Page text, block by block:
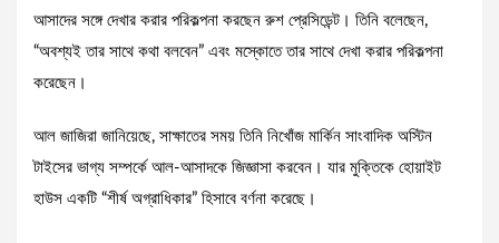
আসাদের সঙ্গে দেখার করার পরিকল্পনা করছেন রুশ প্রেসিডেন্ট। তিনি বলেছেন,
“অবশ্যই তার সাথে কথা বলবেন” এবং মস্কোতে তার সাথে দেখা করার পরিকল্পনা
করেছেন।
আল জাজিরা জানিয়েছে, সাক্ষাতের সময় তিনি নিখোঁজ মার্কিন সাংবাদিক অস্টিন
টাইসের ভাগ্য সম্পর্কে আল-আসাদকে জিজ্ঞাসা করবেন। যার মুক্তিকে হোয়াইট
হাউস একটি “শীর্ষ অগ্রাধিকার” হিসাবে বর্ণনা করেছে।